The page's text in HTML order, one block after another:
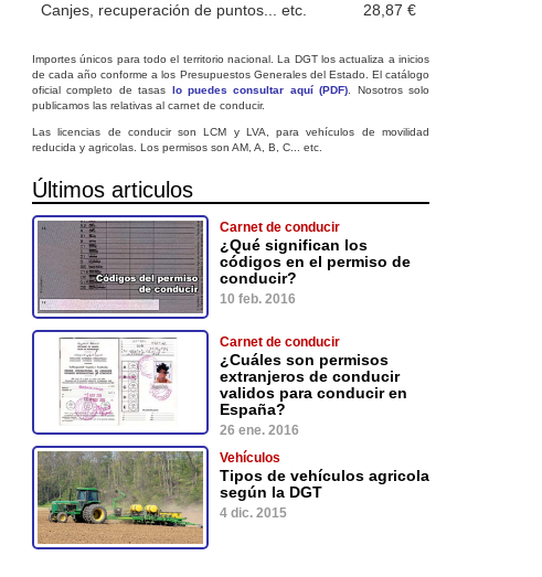
Canjes, recuperación de puntos... etc. 28,87 €
Importes únicos para todo el territorio nacional. La DGT los actualiza a inicios
de cada año conforme a los Presupuestos Generales del Estado. El catálogo
oficial completo de tasas lo puedes consultar aquí (PDF) . Nosotros solo
publicamos las relativas al carnet de conducir.
Las licencias de conducir son LCM y LVA, para vehículos de movilidad
reducida y agricolas. Los permisos son AM, A, B, C... etc.
Últimos articulos
Carnet de conducir
¿Qué significan los
códigos en el permiso de
conducir?
10 feb. 2016
Carnet de conducir
¿Cuáles son permisos
extranjeros de conducir
validos para conducir en
España?
26 ene. 2016
Vehículos
Tipos de vehículos agricola
según la DGT
4 dic. 2015